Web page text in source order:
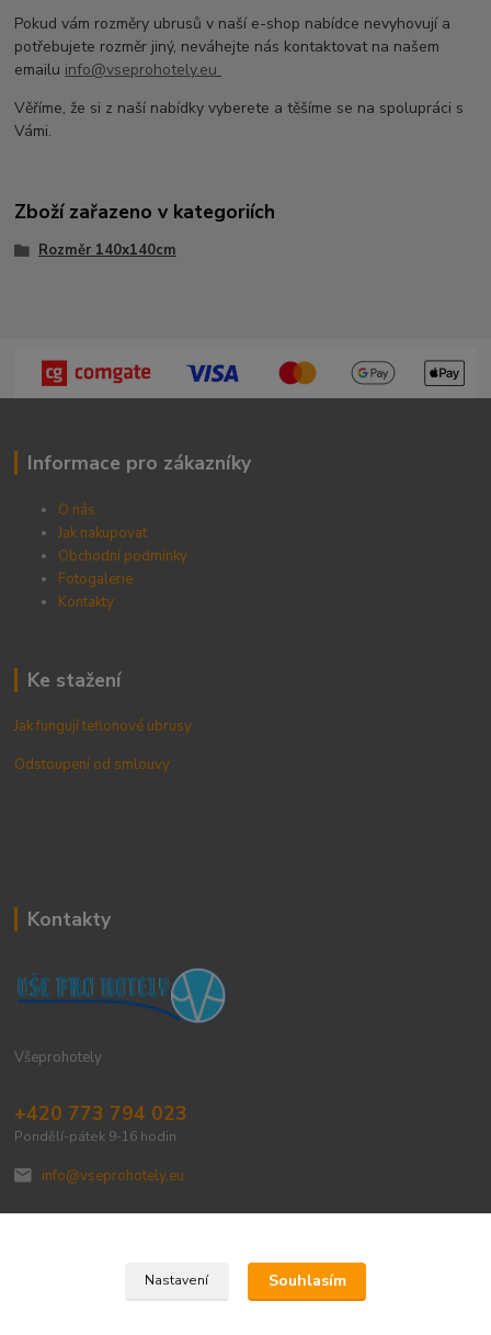
Pokud vám rozměry ubrusů v naší e-shop nabídce nevyhovují a
potřebujete rozměr jiný, neváhejte nás kontaktovat na našem
emailu info@vseprohotely.eu
Věříme, že si z naší nabídky vyberete a těšíme se na spolupráci s
Vámi.
Zboží zařazeno v kategoriích
Rozměr 140x140cm
Informace pro zákazníky
O nás
Jak nakupovat
Obchodní podmínky
Fotogalerie
Kontakty
Ke stažení
Jak fungují teflonové ubrusy
Odstoupení od smlouvy
Kontakty
Všeprohotely
+420 773 794 023
Pondělí-pátek 9-16 hodin
info@vseprohotely.eu
Upravit sběr cookies.
Nastavení Souhlasím